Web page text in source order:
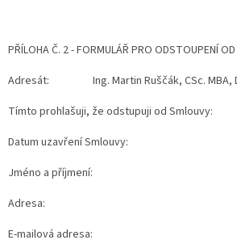
PŘÍLOHA Č. 2 - FORMULÁŘ PRO ODSTOUPENÍ
Adresát: Ing. Martin Ruščák, CSc. MBA,
Tímto prohlašuji, že odstupuji od Smlouvy:
Datum uzavření Smlouvy:
Jméno a příjmení:
Adresa:
E-mailová adresa: